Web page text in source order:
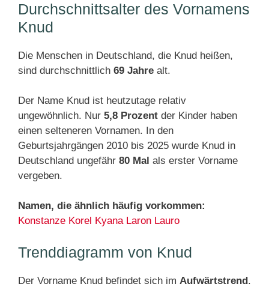
Durchschnittsalter des Vornamens
Knud
Die Menschen in Deutschland, die Knud heißen,
sind durchschnittlich 69 Jahre alt.
Der Name Knud ist heutzutage relativ
ungewöhnlich. Nur 5,8 Prozent der Kinder haben
einen selteneren Vornamen. In den
Geburtsjahrgängen 2010 bis 2025 wurde Knud in
Deutschland ungefähr 80 Mal als erster Vorname
vergeben.
Namen, die ähnlich häufig vorkommen:
Konstanze Korel Kyana Laron Lauro
Trenddiagramm von Knud
Der Vorname Knud befindet sich im Aufwärtstrend.